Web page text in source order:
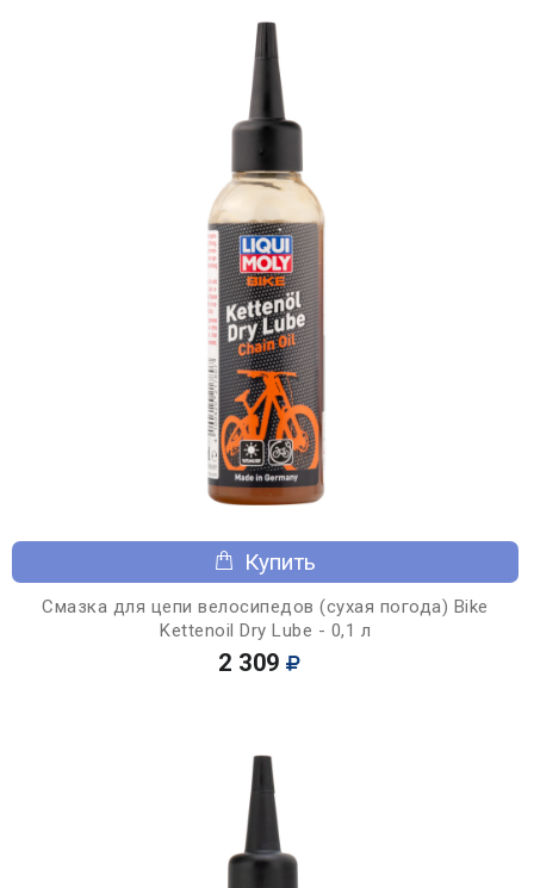
Купить
Смазка для цепи велосипедов (сухая погода) Bike
Kettenoil Dry Lube - 0,1 л
2 309